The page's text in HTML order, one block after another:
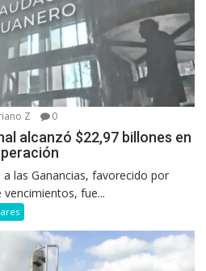
Z 0
alcanzó $22,97 billones en
las Ganancias, favorecido por
fue...